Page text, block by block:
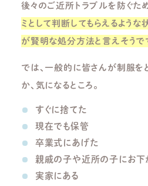
後々のご近所トラブルを防ぐため
ミとして判断してもらえるよう
が賢明な処分方法と言えそうで
では、一般的に皆さんが制服を
か、気になるところ。
すぐに捨てた
現在でも保管
卒業式にあげた
親戚の子や近所の子にお下
実家にある